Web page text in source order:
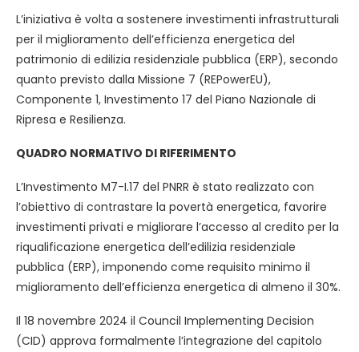
L’iniziativa è volta a sostenere investimenti infrastrutturali
per il miglioramento dell’efficienza energetica del
patrimonio di edilizia residenziale pubblica (ERP), secondo
quanto previsto dalla Missione 7 (REPowerEU),
Componente 1, Investimento 17 del Piano Nazionale di
Ripresa e Resilienza.
QUADRO NORMATIVO DI RIFERIMENTO
L’Investimento M7-I.17 del PNRR è stato realizzato con
l’obiettivo di contrastare la povertà energetica, favorire
investimenti privati e migliorare l’accesso al credito per la
riqualificazione energetica dell’edilizia residenziale
pubblica (ERP), imponendo come requisito minimo il
miglioramento dell’efficienza energetica di almeno il 30%.
Il 18 novembre 2024 il Council Implementing Decision
(CID) approva formalmente l’integrazione del capitolo